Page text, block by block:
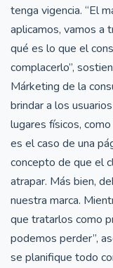
tenga vigencia. “El
aplicamos, vamos a
qué es lo que el
complacerlo”,
Márketing de la
brindar a los
lugares físicos,
es el caso de una
concepto de que el
atrapar. Más bien,
nuestra marca.
que tratarlos como
podemos perder”,
se planifique todo